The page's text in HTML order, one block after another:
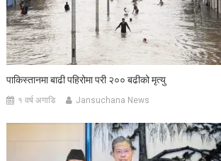
पाकिस्तानमा बाढी पहिरोमा परी २०० बढीको मृत्यु
१ वर्ष अगाडि Jansuchana News